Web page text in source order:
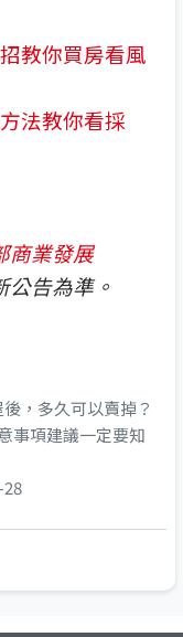
教你買房看風
法教你看採
商業發展
告為準。
，多久可以賣掉？
事項建議一定要知
28